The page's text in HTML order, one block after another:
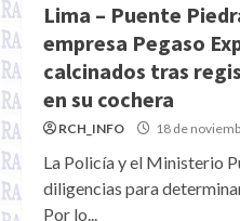
Lima – Puente
empresa Pegaso
calcinados tras
en su cochera
RCH_INFO 18 de
La Policía y el Ministerio
diligencias para
Por lo...